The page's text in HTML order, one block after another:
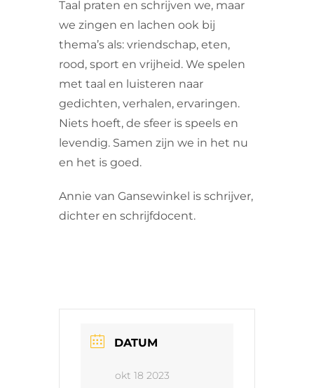
Taal praten en schrijven we, maar
we zingen en lachen ook bij
thema’s als: vriendschap, eten,
rood, sport en vrijheid. We spelen
met taal en luisteren naar
gedichten, verhalen, ervaringen.
Niets hoeft, de sfeer is speels en
levendig. Samen zijn we in het nu
en het is goed.
Annie van Gansewinkel is schrijver,
dichter en schrijfdocent.
DATUM
okt 18 2023